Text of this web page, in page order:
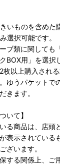
いものを含めた
選択可能です。
ブ類に関しても
BOX用」を選択
枚以上購入され
ゆうパケットで
きます。
いて】
る商品は、店頭
表示されている
ざいます。
する関係上、ご